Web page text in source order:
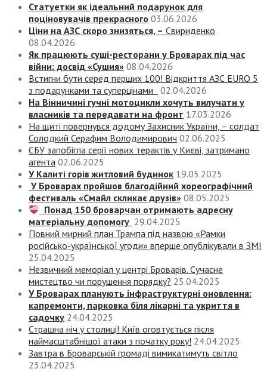
Статуетки як ідеальний подарунок для
поціновувачів прекрасного 03.06.2026
Ціни на АЗС скоро знизяться, – Свириденко
08.04.2026
Як працюють суші-ресторани у Броварах під час
війни: досвід «Сушия» 08.04.2026
Встигни бути серед перших 100! Відкриття АЗС EURO 5
з подарунками та суперцінами
02.04.2026
На Вінничині гучні мотоцикли хочуть вилучати у
власників та передавати на фронт 17.03.2026
На щиті повернувся додому Захисник України, – солдат
Солодкий Серафим Володимирович 02.06.2025
СБУ запобігла серії нових терактів у Києві, затримано
агента 02.06.2025
У Калиті горів житловий будинок 19.05.2025
У Броварах пройшов благодійний хореографічний
фестиваль «Смайл скликає друзів» 08.05.2025
Понад 150 броварчан отримають адресну
матеріальну допомогу 29.04.2025
Повний мирний план Трампа під назвою «‎Рамки
російсько-української угоди» вперше опублікували в ЗМІ
25.04.2025
Незвичний меморіал у центрі Броварів. Сучасне
мистецтво чи порушення порядку? 25.04.2025
У Броварах планують інфраструктурні оновлення:
капремонти, парковка біля лікарні та укриття в
садочку 24.04.2025
Страшна ніч у столиці! Київ оговтується після
наймасштабнішої атаки з початку року! 24.04.2025
Завтра в Броварській громаді вимикатимуть світло
23.04.2025